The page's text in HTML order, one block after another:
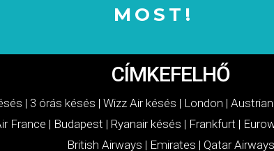
MOST!
CÍMKEFELHŐ
| 3 órás késés | Wizz Air késés | London |
France | Budapest | Ryanair késés | Frankfurt |
British Airways | Emirates | Qatar Airways